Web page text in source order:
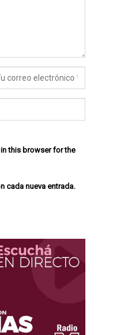
this browser for the
cada nueva entrada.